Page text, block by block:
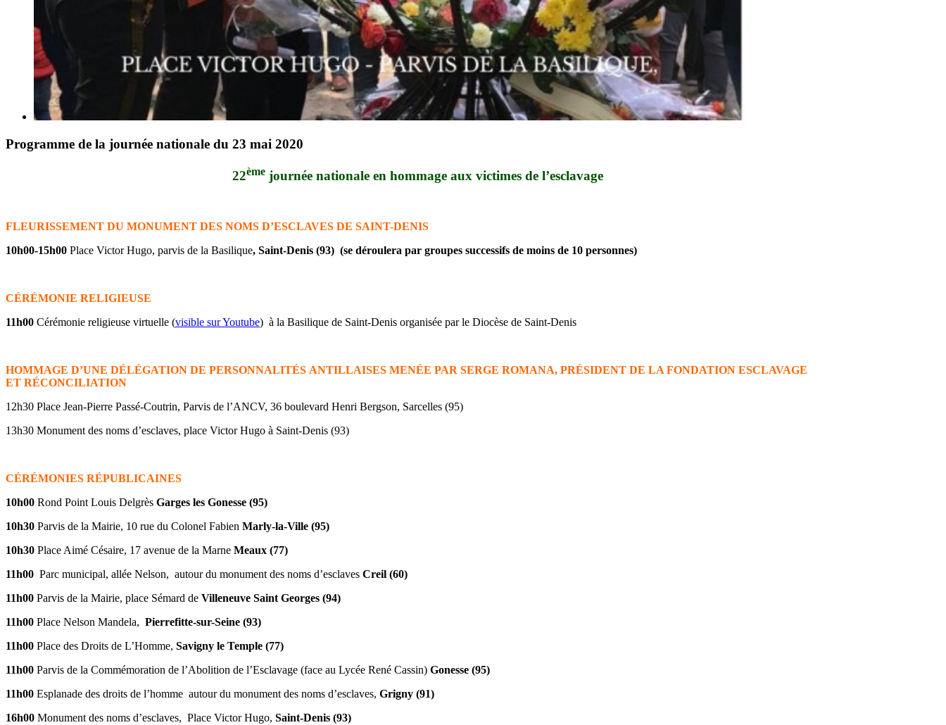
Programme de la journée nationale du 23 mai 2020
22èmejournée nationale en hommage aux victimes de l’esclavage
FLEURISSEMENT DU MONUMENT DES NOMS D’ESCLAVES DE SAINT-DENIS
10h00-15h00 Place Victor Hugo, parvis de la Basilique, Saint-Denis (93) (se déroulera par groupes successifs de moins de 10 personnes)
CÉRÉMONIE RELIGIEUSE
11h00 Cérémonie religieuse virtuelle (visible sur Youtube) à la Basilique de Saint-Denis organisée par le Diocèse de Saint-Denis
HOMMAGE D’UNE DÉLÉGATION DE PERSONNALITÉS ANTILLAISES MENÉE PAR SERGE ROMANA, PRÉSIDENT DE LA FONDATION ESCLAVAGE
ET RÉCONCILIATION
12h30 Place Jean-Pierre Passé-Coutrin, Parvis de l’ANCV, 36 boulevard Henri Bergson, Sarcelles (95)
13h30 Monument des noms d’esclaves, place Victor Hugo à Saint-Denis (93)
CÉRÉMONIES RÉPUBLICAINES
10h00 Rond Point Louis Delgrès Garges les Gonesse (95)
10h30 Parvis de la Mairie, 10 rue du Colonel Fabien Marly-la-Ville (95)
10h30 Place Aimé Césaire, 17 avenue de la Marne Meaux (77)
11h00 Parc municipal, allée Nelson, autour du monument des noms d’esclaves Creil (60)
11h00 Parvis de la Mairie, place Sémard de Villeneuve Saint Georges (94)
11h00 Place Nelson Mandela, Pierrefitte-sur-Seine (93)
11h00 Place des Droits de L’Homme, Savigny le Temple (77)
11h00 Parvis de la Commémoration de l’Abolition de l’Esclavage (face au Lycée René Cassin) Gonesse (95)
11h00 Esplanade des droits de l’homme autour du monument des noms d’esclaves, Grigny (91)
16h00 Monument des noms d’esclaves, Place Victor Hugo, Saint-Denis (93)